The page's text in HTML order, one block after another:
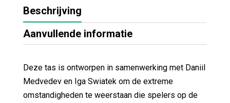
Beschrijving
Aanvullende informatie
Deze tas is ontworpen in samenwerking met Daniil
Medvedev en Iga Swiatek om de extreme
omstandigheden te weerstaan ​​die spelers op de